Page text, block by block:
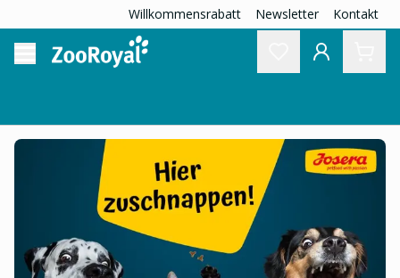
Willkommensrabatt Newsletter Kontakt